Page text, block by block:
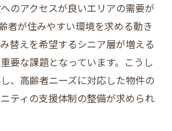
のアクセスが良いエリアの需要が
者が住みやすい環境を求める動き
替えを希望するシニア層が増える
要な課題となっています。こうし
、高齢者ニーズに対応した物件の
ティの支援体制の整備が求められ